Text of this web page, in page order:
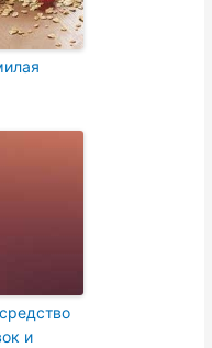
и